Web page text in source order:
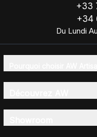
+33
+34
Du Lundi